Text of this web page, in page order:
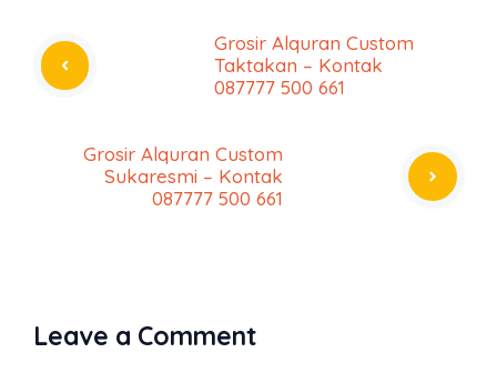
Grosir Alquran Custom
Taktakan – Kontak
087777 500 661
Grosir Alquran Custom
Sukaresmi – Kontak
087777 500 661
Leave a Comment